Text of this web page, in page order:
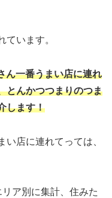
ています。
ん一番うまい店に連れ
とんかつつまりのつま
します！
店に連れてっては、
ア別に集計、住みた